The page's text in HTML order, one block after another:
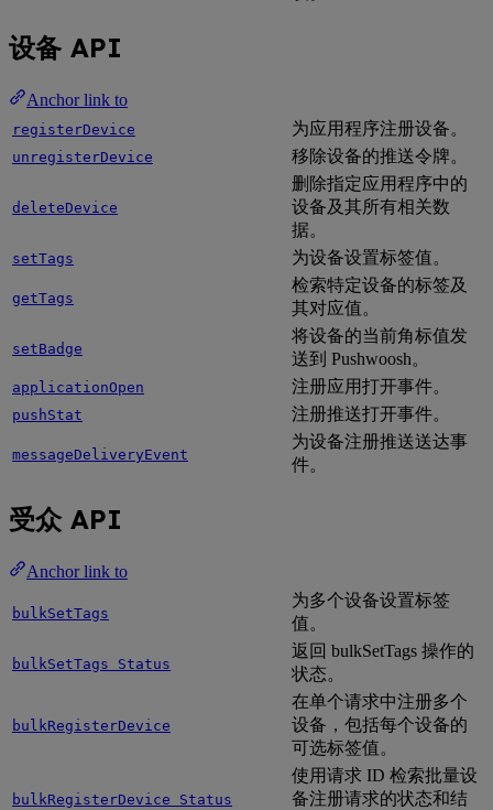
设备 API
Anchor link to
registerDevice 为应用程序注册设备。
unregisterDevice 移除设备的推送令牌。
deleteDevice
删除指定应用程序中的
设备及其所有相关数
据。
setTags 为设备设置标签值。
getTags
检索特定设备的标签及
其对应值。
setBadge
将设备的当前角标值发
送到 Pushwoosh。
applicationOpen 注册应用打开事件。
pushStat 注册推送打开事件。
messageDeliveryEvent
为设备注册推送送达事
件。
受众 API
Anchor link to
bulkSetTags
为多个设备设置标签
值。
bulkSetTags Status
返回 bulkSetTags 操作的
状态。
bulkRegisterDevice
在单个请求中注册多个
设备，包括每个设备的
可选标签值。
bulkRegisterDevice Status
使用请求 ID 检索批量设
备注册请求的状态和结